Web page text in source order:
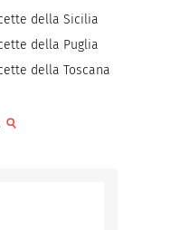
della Sicilia
della Puglia
della Toscana